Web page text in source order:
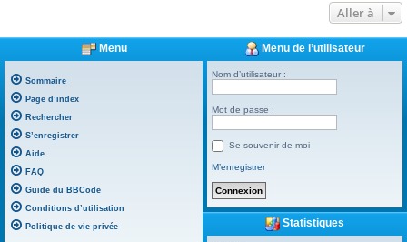
Aller à
Menu
Sommaire
Page d’index
Rechercher
S’enregistrer
Aide
FAQ
Guide du BBCode
Conditions d’utilisation
Politique de vie privée
Menu de l’utilisateur
Nom d’utilisateur :
Mot de passe :
Se souvenir de moi
M’enregistrer
Statistiques